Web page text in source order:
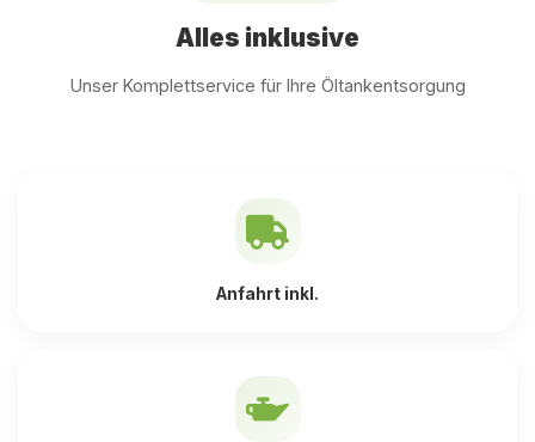
Alles inklusive
Unser Komplettservice für Ihre Öltankentsorgung
Anfahrt inkl.